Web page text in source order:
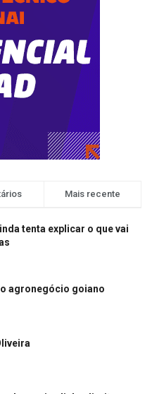
Mais recente
tenta explicar o que vai
agronegócio goiano